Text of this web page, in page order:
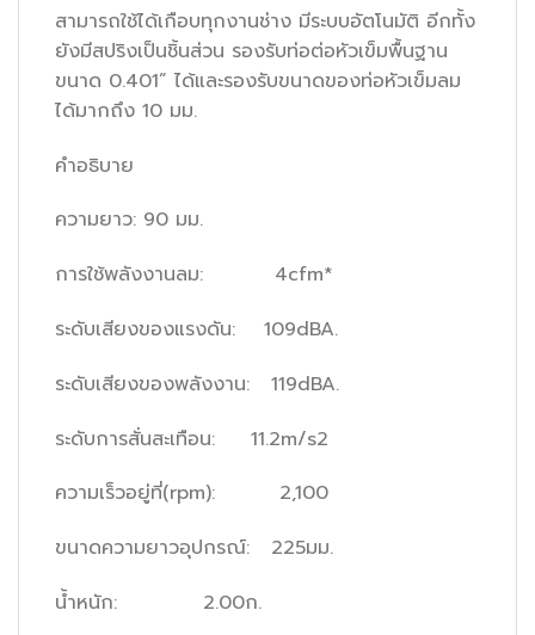
สามารถใช้ได้เกือบทุกงานช่าง มีระบบอัตโนมัติ อีกทั้ง
ยังมีสปริงเป็นชิ้นส่วน รองรับท่อต่อหัวเข็มพื้นฐาน
ขนาด 0.401” ได้และรองรับขนาดของท่อหัวเข็มลม
ได้มากถึง 10 มม.
คำอธิบาย
ความยาว: 90 มม.
การใช้พลังงานลม: 4cfm*
ระดับเสียงของแรงดัน: 109dBA.
ระดับเสียงของพลังงาน: 119dBA.
ระดับการสั่นสะเทือน: 11.2m/s2
ความเร็วอยู่ที่(rpm): 2,100
ขนาดความยาวอุปกรณ์: 225มม.
น้ำหนัก: 2.00ก.